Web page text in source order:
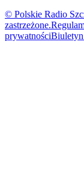
© Polskie Radio
zastrzeżone.
prywatności